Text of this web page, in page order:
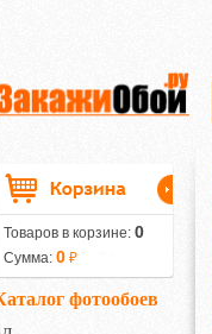
Товаров в корзине: 0
Сумма: 0 ₽
фотообоев